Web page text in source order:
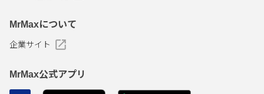
MrMaxについて
企業サイト
MrMax公式アプリ